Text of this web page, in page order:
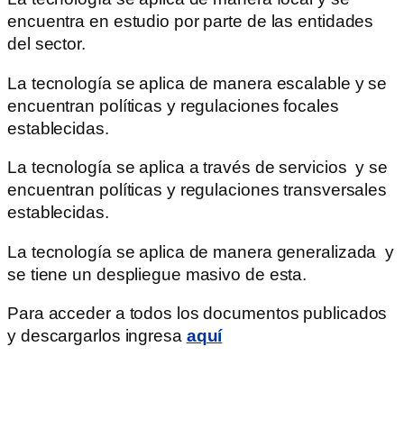
encuentra en estudio por parte de las entidades
del sector.
La tecnología se aplica de manera escalable y se
encuentran políticas y regulaciones focales
establecidas.
La tecnología se aplica a través de servicios y se
encuentran políticas y regulaciones transversales
establecidas.
La tecnología se aplica de manera generalizada y
se tiene un despliegue masivo de esta.
Para acceder a todos los documentos publicados
y descargarlos ingresa aquí